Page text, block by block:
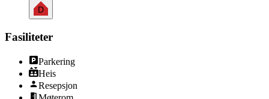
D
Fasiliteter
Parkering
Heis
Resepsjon